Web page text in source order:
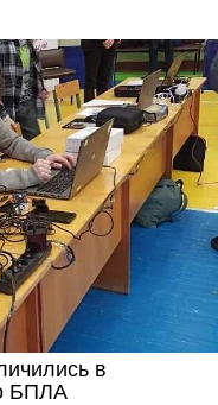
в
БПЛА